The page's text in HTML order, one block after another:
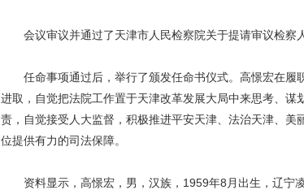
会议审议并通过了天津市人民检察院关于提请审议检察人
任命事项通过后，举行了颁发任命书仪式。高憬宏在履
进取，自觉把法院工作置于天津改革发展大局中来思考、谋
责，自觉接受人大监督，积极推进平安天津、法治天津、美
位提供有力的司法保障。
资料显示，高憬宏，男，汉族，1959年8月出生，辽宁